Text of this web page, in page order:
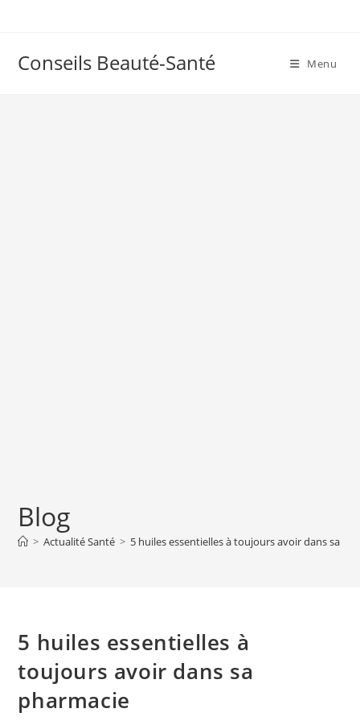
Conseils Beauté-Santé Menu
Blog
> Actualité Santé > 5 huiles essentielles à toujours avoir dans sa
5 huiles essentielles à
toujours avoir dans sa
pharmacie